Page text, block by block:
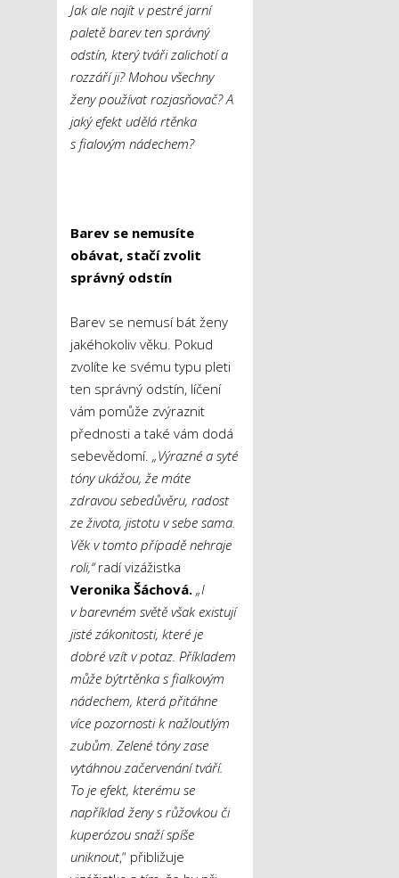
Jak ale najít v pestré jarní
paletě barev ten správný
odstín, který tváři zalichotí a
rozzáří ji? Mohou všechny
ženy používat rozjasňovač? A
jaký efekt udělá rtěnka
s fialovým nádechem?
Barev se nemusíte
obávat, stačí zvolit
správný odstín
Barev se nemusí bát ženy
jakéhokoliv věku. Pokud
zvolíte ke svému typu pleti
ten správný odstín, líčení
vám pomůže zvýraznit
přednosti a také vám dodá
sebevědomí. „Výrazné a syté
tóny ukážou, že máte
zdravou sebedůvěru, radost
ze života, jistotu v sebe sama.
Věk v tomto případě nehraje
roli,“radí vizážistka
Veronika Šáchová. „I
v barevném světě však existují
jisté zákonitosti, které je
dobré vzít v potaz. Příkladem
může býtrtěnka s fialkovým
nádechem, která přitáhne
více pozornosti k nažloutlým
zubům. Zelené tóny zase
vytáhnou začervenání tváří.
To je efekt, kterému se
například ženy s růžovkou či
kuperózou snaží spíše
uniknout,“ přibližuje